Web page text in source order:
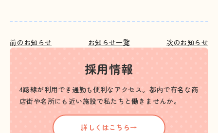
前のお知らせ お知らせ一覧 次のお知らせ
採用情報
4路線が利用でき通勤も便利なアクセス。都内で有名な商
店街や名所にも近い施設で私たちと働きませんか。
詳しくはこちら→